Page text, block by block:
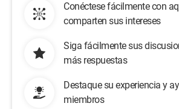
Conéctese fácilmente con
comparten sus intereses
Siga fácilmente sus
más respuestas
Destaque su experiencia y
miembros